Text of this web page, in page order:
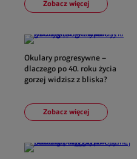
Zobacz więcej
Okulary progresywne –
dlaczego po 40. roku życia
gorzej widzisz z bliska?
Zobacz więcej